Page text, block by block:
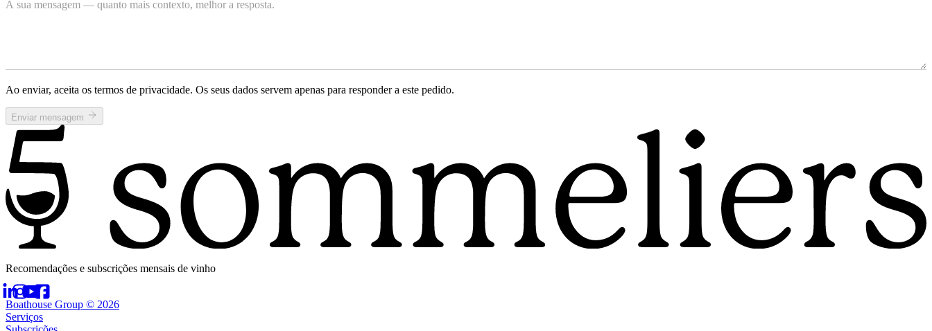
Ao enviar, aceita os termos de privacidade. Os seus dados servem apenas para responder a este pedido.
Enviar mensagem
Recomendações e subscrições mensais de vinho
Boathouse Group © 2026
Serviços